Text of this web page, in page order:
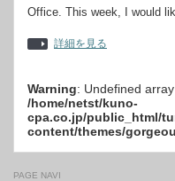
Office. This week, I would
詳細を見る
Warning: Undefined
/home/netst/kuno-
cpa.co.jp/public_html/
content/themes/
PAGE NAVI